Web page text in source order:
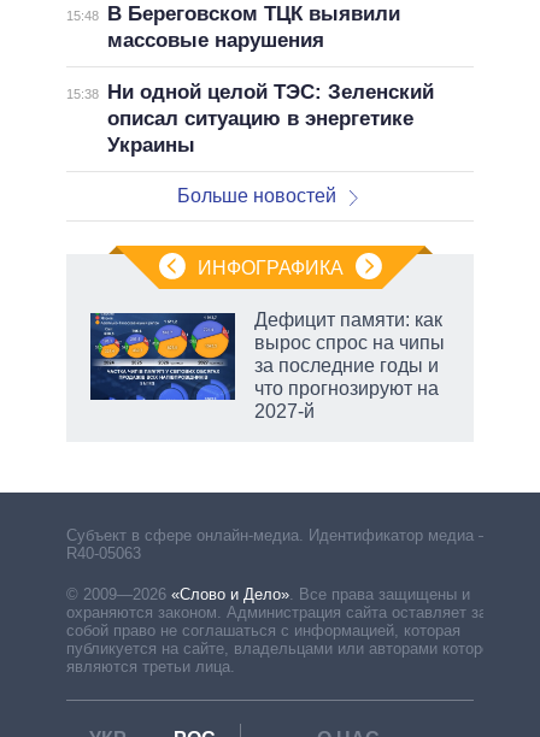
15:48
В Береговском ТЦК выявили
массовые нарушения
15:38
Ни одной целой ТЭС: Зеленский
описал ситуацию в энергетике
Украины
Больше новостей
ИНФОГРАФИКА
Дефицит памяти: как
вырос спрос на чипы
за последние годы и
что прогнозируют на
2027-й
Субъект в сфере онлайн-медиа. Идентификатор медиа –
R40-05063
© 2009—2026 «Слово и Дело». Все права защищены и
охраняются законом. Администрация сайта оставляет за
собой право не соглашаться с информацией, которая
публикуется на сайте, владельцами или авторами которой
являются третьи лица.